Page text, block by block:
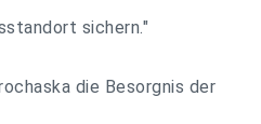
sichern."
die Besorgnis der